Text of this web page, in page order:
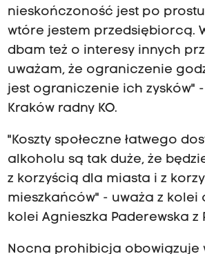
nieskończoność jest po prostu
wtóre jestem przedsiębiorcą.
dbam też o interesy innych
uważam, że ograniczenie
jest ograniczenie ich zysków" -
Kraków radny KO.
"Koszty społeczne łatwego
alkoholu są tak duże, że
z korzyścią dla miasta i z
mieszkańców" - uważa z kolei
kolei Agnieszka Paderewska z
Nocna prohibicja obowiązuje